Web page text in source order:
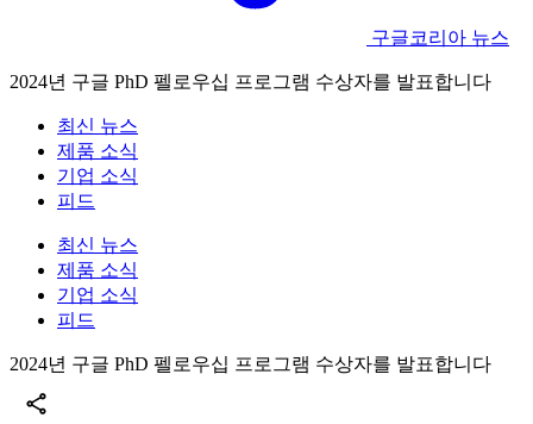
구글코리아 뉴스
2024년 구글 PhD 펠로우십 프로그램 수상자를 발표합니다
최신 뉴스
제품 소식
기업 소식
피드
최신 뉴스
제품 소식
기업 소식
피드
2024년 구글 PhD 펠로우십 프로그램 수상자를 발표합니다